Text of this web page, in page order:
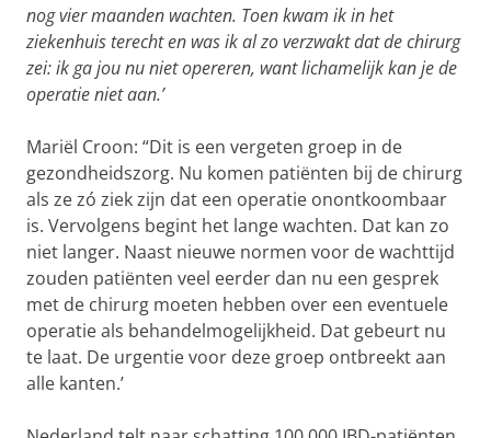
nog vier maanden wachten. Toen kwam ik in het
ziekenhuis terecht en was ik al zo verzwakt dat de chirurg
zei: ik ga jou nu niet opereren, want lichamelijk kan je de
operatie niet aan.’
Mariël Croon: “Dit is een vergeten groep in de
gezondheidszorg. Nu komen patiënten bij de chirurg
als ze zó ziek zijn dat een operatie onontkoombaar
is. Vervolgens begint het lange wachten. Dat kan zo
niet langer. Naast nieuwe normen voor de wachttijd
zouden patiënten veel eerder dan nu een gesprek
met de chirurg moeten hebben over een eventuele
operatie als behandelmogelijkheid. Dat gebeurt nu
te laat. De urgentie voor deze groep ontbreekt aan
alle kanten.’